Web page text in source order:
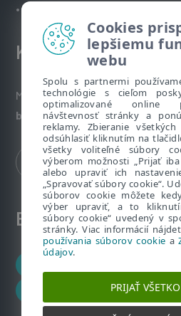
•Technická podpora spoločnosti
Kontakt
Máte nezodpovedané otázky?
bezpecnenanete@eset.sk
ESET zákaznícka
ESET HOME
Cookies
lepšiemu
webu
Spolu s partnermi
technológie s cieľom
optimalizované online
návštevnosť stránky a
reklamy. Zbieranie
odsúhlasiť kliknutím na
všetky voliteľné súbory
výberom možnosti „Prijať
alebo upraviť ich
„Spravovať súbory cookie“.
súborov cookie môžete
výber upraviť, a to
súbory cookie“ uvedený v
stránky. Viac informácií
používania súborov cookie a
údajov.
PRIJAŤ